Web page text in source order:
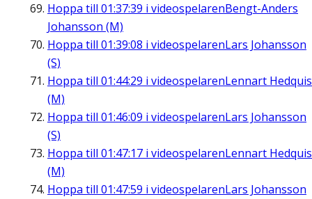
Hoppa till 01:37:39 i videospelarenBengt-Anders
Johansson (M)
Hoppa till 01:39:08 i videospelarenLars Johansson
(S)
Hoppa till 01:44:29 i videospelarenLennart
(M)
Hoppa till 01:46:09 i videospelarenLars Johansson
(S)
Hoppa till 01:47:17 i videospelarenLennart
(M)
Hoppa till 01:47:59 i videospelarenLars Johansson